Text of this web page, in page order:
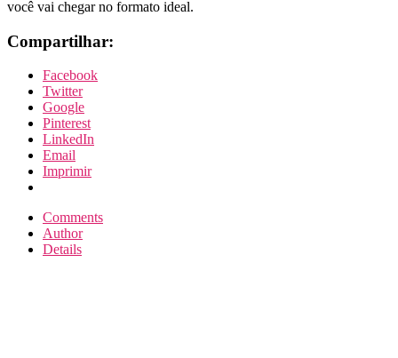
você vai chegar no formato ideal.
Compartilhar:
Facebook
Twitter
Google
Pinterest
LinkedIn
Email
Imprimir
Comments
Author
Details